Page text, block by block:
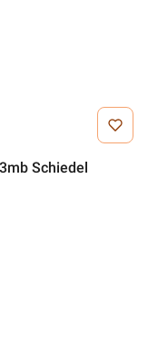
Schiedel